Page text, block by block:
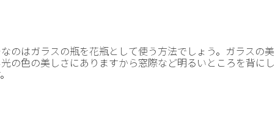
のはガラスの瓶を花瓶として使う方法でしょう。ガラスの美
の色の美しさにありますから窓際など明るいところを背にし